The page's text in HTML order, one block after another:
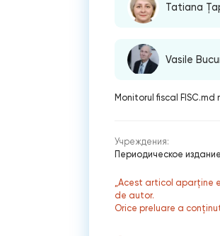
Tatiana
Vasile
Monitorul fiscal FISC.md
Учреждения:
Периодическое
„Acest articol aparține
de autor.
Orice preluare a